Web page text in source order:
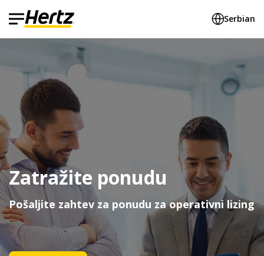
Serbian
Zatražite ponudu
Pošaljite zahtev za ponudu za operativni lizing